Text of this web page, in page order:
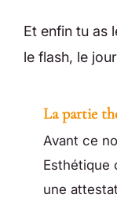
Et enfin tu as
le flash, le
La partie
Avant ce
Esthétique
une